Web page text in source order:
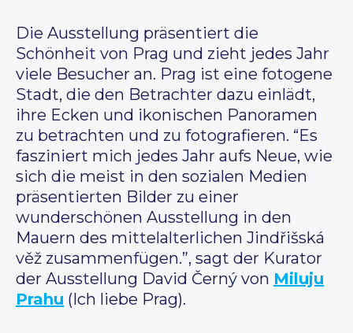
Die Ausstellung präsentiert die
Schönheit von Prag und zieht jedes Jahr
viele Besucher an. Prag ist eine fotogene
Stadt, die den Betrachter dazu einlädt,
ihre Ecken und ikonischen Panoramen
zu betrachten und zu fotografieren. “Es
fasziniert mich jedes Jahr aufs Neue, wie
sich die meist in den sozialen Medien
präsentierten Bilder zu einer
wunderschönen Ausstellung in den
Mauern des mittelalterlichen Jindřišská
věž zusammenfügen.”, sagt der Kurator
der Ausstellung David Černý von Miluju
Prahu (Ich liebe Prag).